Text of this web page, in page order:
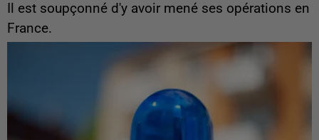
Il est soupçonné d'y avoir mené ses opérations en
France.